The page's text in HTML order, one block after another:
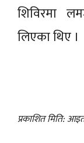
शिविरमा
लिएका थिए ।
प्रकाशित मिति: